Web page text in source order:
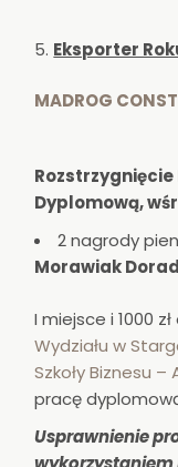
Eksporter
MADROG
Dyplomową,
2 nagrody
Morawiak
I miejsce i 1000
Wydziału w
Szkoły Biznesu
pracę
Usprawnienie